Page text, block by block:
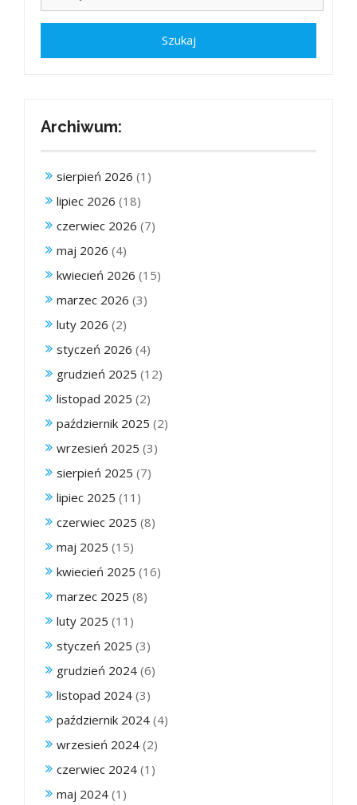
Archiwum:
sierpień 2026 (1)
lipiec 2026 (18)
czerwiec 2026 (7)
maj 2026 (4)
kwiecień 2026 (15)
marzec 2026 (3)
luty 2026 (2)
styczeń 2026 (4)
grudzień 2025 (12)
listopad 2025 (2)
październik 2025 (2)
wrzesień 2025 (3)
sierpień 2025 (7)
lipiec 2025 (11)
czerwiec 2025 (8)
maj 2025 (15)
kwiecień 2025 (16)
marzec 2025 (8)
luty 2025 (11)
styczeń 2025 (3)
grudzień 2024 (6)
listopad 2024 (3)
październik 2024 (4)
wrzesień 2024 (2)
czerwiec 2024 (1)
maj 2024 (1)